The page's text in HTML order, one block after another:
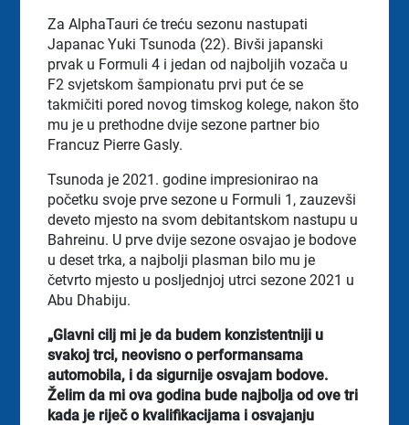
Za AlphaTauri će treću sezonu nastupati
Japanac Yuki Tsunoda (22). Bivši japanski
prvak u Formuli 4 i jedan od najboljih vozača u
F2 svjetskom šampionatu prvi put će se
takmičiti pored novog timskog kolege, nakon što
mu je u prethodne dvije sezone partner bio
Francuz Pierre Gasly.
Tsunoda je 2021. godine impresionirao na
početku svoje prve sezone u Formuli 1, zauzevši
deveto mjesto na svom debitantskom nastupu u
Bahreinu. U prve dvije sezone osvajao je bodove
u deset trka, a najbolji plasman bilo mu je
četvrto mjesto u posljednjoj utrci sezone 2021 u
Abu Dhabiju.
„Glavni cilj mi je da budem konzistentniji u
svakoj trci, neovisno o performansama
automobila, i da sigurnije osvajam bodove.
Želim da mi ova godina bude najbolja od ove tri
kada je riječ o kvalifikacijama i osvajanju